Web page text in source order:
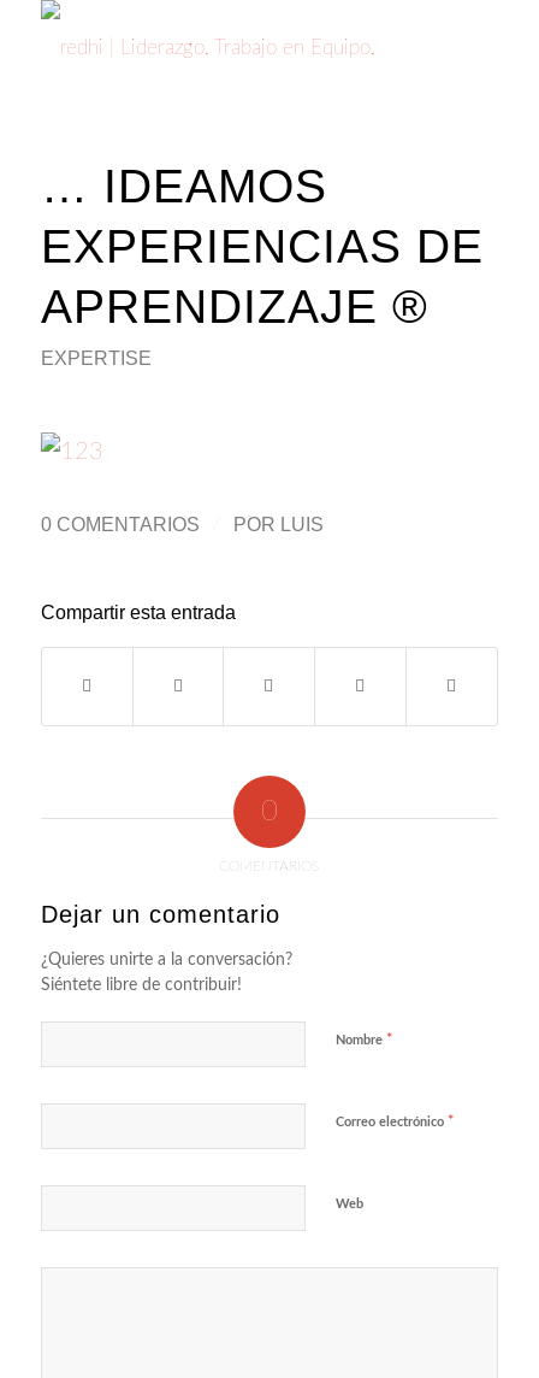
… IDEAMOS
EXPERIENCIAS DE
APRENDIZAJE ®
EXPERTISE
0 COMENTARIOS POR LUIS
Compartir esta entrada
0
COMENTARIOS
Dejar un comentario
¿Quieres unirte a la conversación?
Siéntete libre de contribuir!
Nombre *
Correo electrónico *
Web